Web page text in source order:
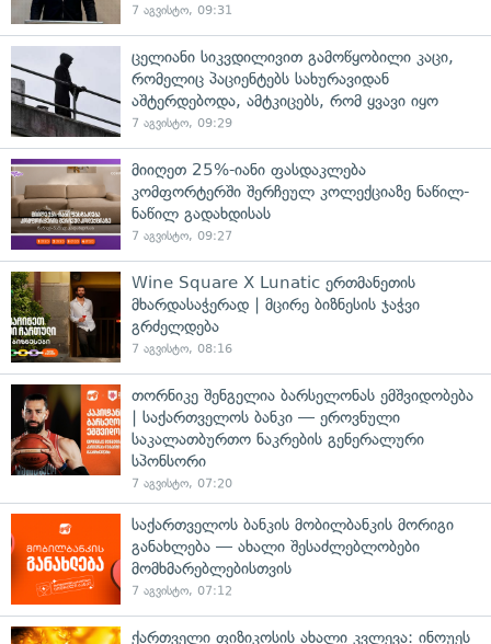
7 აგვისტო, 09:31
ცელიანი სიკვდილივით გამოწყობილი კაცი,
რომელიც პაციენტებს სახურავიდან
აშტერდებოდა, ამტკიცებს, რომ ყვავი იყო
7 აგვისტო, 09:29
მიიღეთ 25%-იანი ფასდაკლება
კომფორტერში შერჩეულ კოლექციაზე ნაწილ-
ნაწილ გადახდისას
7 აგვისტო, 09:27
Wine Square X Lunatic ერთმანეთის
მხარდასაჭერად | მცირე ბიზნესის ჯაჭვი
გრძელდება
7 აგვისტო, 08:16
თორნიკე შენგელია ბარსელონას ემშვიდობება
| საქართველოს ბანკი — ეროვნული
საკალათბურთო ნაკრების გენერალური
სპონსორი
7 აგვისტო, 07:20
საქართველოს ბანკის მობილბანკის მორიგი
განახლება — ახალი შესაძლებლობები
მომხმარებლებისთვის
7 აგვისტო, 07:12
ქართველი ფიზიკოსის ახალი კვლევა: ინოუეს